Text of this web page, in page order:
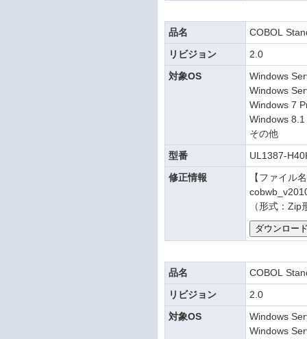
品名
COBOL
リビジョン
2.0
対象OS
Windows
Windows
Windows 7
Windows
その他
型番
UL1387-
修正情報
【ファイル
（形式：
品名
COBOL
リビジョン
2.0
対象OS
Windows
Windows